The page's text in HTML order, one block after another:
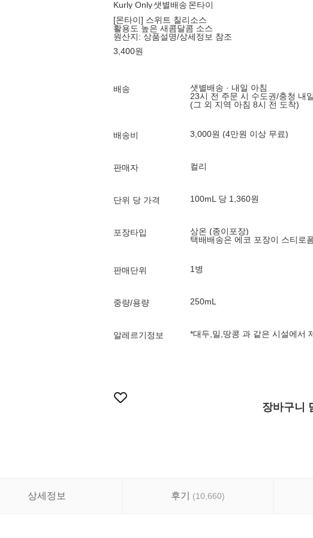
Kurly Only샛별배송 몬타이
[몬타이] 스위트 칠리소스
활용도 높은 새콤달콤 소스
원산지: 상품설명/상세정보 참조
3,400원
배송
샛별배송 · 내일 아침
23시 전 주문 시 수도권/충청 내
(그 외 지역 아침 8시 전 도착)
배송비 3,000원 (4만원 이상 무료)
판매자 컬리
단위 당 가격 100mL 당 1,360원
포장타입
상온 (종이포장)
택배배송은 에코 포장이 스티로
판매단위 1병
중량/용량 250mL
알레르기정보 *대두,밀,땅콩 과 같은 시설에서
장바구니
상세정보 후기 (10,660)